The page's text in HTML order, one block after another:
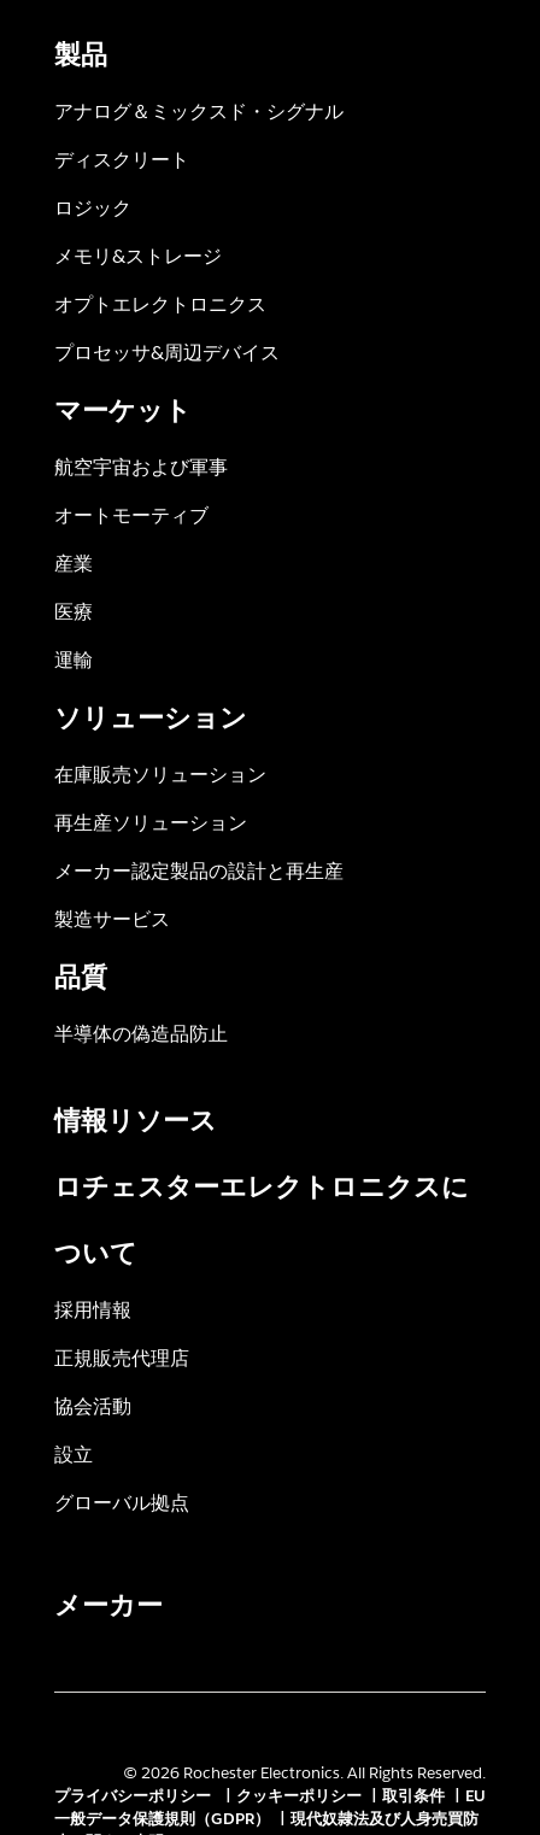
製品
アナログ＆ミックスド・シグナル
ディスクリート
ロジック
メモリ&ストレージ
オプトエレクトロニクス
プロセッサ&周辺デバイス
マーケット
航空宇宙および軍事
オートモーティブ
産業
医療
運輸
ソリューション
在庫販売ソリューション
再生産ソリューション
メーカー認定製品の設計と再生産
製造サービス
品質
半導体の偽造品防止
情報リソース
ロチェスターエレクトロニクスに
ついて
採用情報
正規販売代理店
協会活動
設立
グローバル拠点
メーカー
© 2026 Rochester Electronics. All Rights Reserved.
プライバシーポリシー
クッキーポリシー 取引条件
EU
一般データ保護規則（GDPR）
現代奴隷法及び人身売買防